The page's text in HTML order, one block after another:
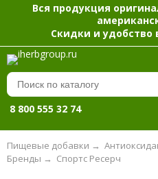
Вся продукция
Скидки и удобство
8 800 555 32 74
Пищевые добавки →
Спортс Ресерч
Бренды →